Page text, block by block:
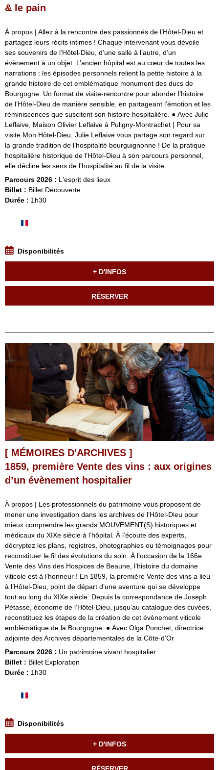
& le pain
À propos | Allez à la rencontre des passionnés de l’Hôtel-Dieu et
partagez leurs récits intimes ! Chaque intervenant vous dévoile
ses souvenirs de l’Hôtel-Dieu, d’une salle à l’autre, d’un
évènement à un objet. L’ancien hôpital est au cœur de toutes les
narrations : les épisodes personnels relient la petite histoire à la
grande histoire de cet emblématique monument des ducs de
Bourgogne. Un format de visite-rencontre pour aborder l’histoire
de l’Hôtel-Dieu de manière sensible, en partageant l’émotion et les
réminiscences que suscitent son histoire hospitalière. ● Avec Julie
Leflaive, Maison Olivier Leflaive à Puligny-Montrachet | Pour sa
visite Mon Hôtel-Dieu, Julie Leflaive vous partage son regard sur
la grande tradition de l’hospitalité bourguignonne ! De la pratique
hospitalière historique de l’Hôtel-Dieu à son parcours personnel,
elle décline les sens de l’hospitalité au fil de la visite...
Parcours 2026 : L'esprit des lieux
Billet : Billet Découverte
Durée : 1h30
Disponibilités
+ D'INFOS
RÉSERVER
1859, première Vente des vins : aux origines
d’un évènement hospitalier
[ MÉMOIRES D'ARCHIVES ]
À propos | Les professionnels du patrimoine vous proposent de
mener une investigation dans les archives de l’Hôtel-Dieu pour
mieux comprendre les grands MOUVEMENT(S) historiques et
médicaux du XIXe siècle à l’hôpital. À l’écoute des experts,
décryptez les plans, registres, photographies ou témoignages pour
reconstituer le fil des évolutions du soin. À l’occasion de la 166e
Vente des Vins des Hospices de Beaune, l’histoire du domaine
viticole est à l’honneur ! En 1859, la première Vente des vins a lieu
à l’Hôtel-Dieu, point de départ d’une aventure qui se développe
tout au long du XIXe siècle. Depuis la correspondance de Joseph
Pétasse, économe de l’Hôtel-Dieu, jusqu’au catalogue des cuvées,
reconstituez les étapes de la création de cet évènement viticole
emblématique de la Bourgogne. ● Avec Olga Ponchet, directrice
adjointe des Archives départementales de la Côte-d’Or
Parcours 2026 : Un patrimoine vivant hospitalier
Billet : Billet Exploration
Durée : 1h30
Disponibilités
+ D'INFOS
RÉSERVER